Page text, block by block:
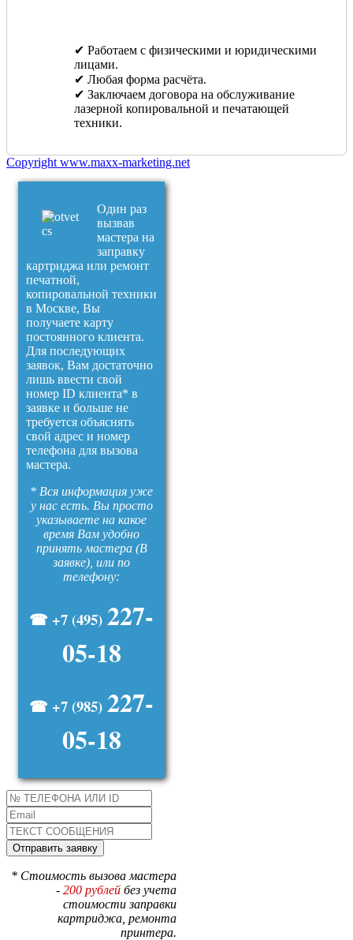
✔ Работаем с физическими и юридическими
лицами.
✔ Любая форма расчёта.
✔ Заключаем договора на обслуживание
лазерной копировальной и печатающей
техники.
Copyright www.maxx-marketing.net
Один раз
вызвав
мастера на
заправку
картриджа или ремонт
печатной,
копировальной техники
в Москве, Вы
получаете карту
постоянного клиента.
Для последующих
заявок, Вам достаточно
лишь ввести свой
номер ID клиента* в
заявке и больше не
требуется объяснять
свой адрес и номер
телефона для вызова
мастера.
* Вся информация уже
у нас есть. Вы просто
указываете на какое
время Вам удобно
принять мастера (В
заявке), или по
телефону:
☎ +7 (495) 227-
05-18
☎ +7 (985) 227-
05-18
* Стоимость вызова мастера
- 200 рублей без учета
стоимости заправки
картриджа, ремонта
принтера.